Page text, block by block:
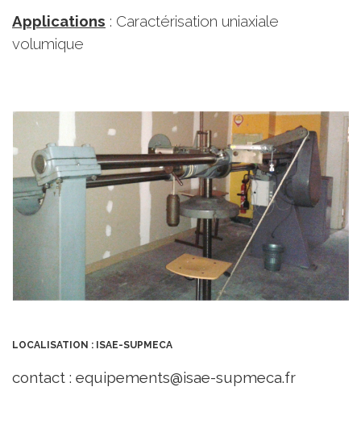
Applications : Caractérisation uniaxiale
volumique
LOCALISATION : ISAE-SUPMECA
contact : equipements@isae-supmeca.fr